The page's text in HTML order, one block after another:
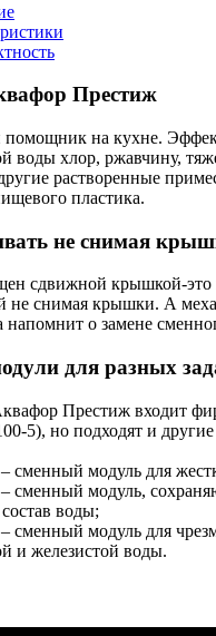
Престиж
на кухне.
воды хлор, ржавчину,
растворенные
пластика.
не снимая
сдвижной крышкой-это
не снимая крышки. А
напомнит о замене
для разных
Престиж входит
5), но подходят и
сменный модуль для
сменный модуль,
воды;
cменный модуль для
и железистой воды.